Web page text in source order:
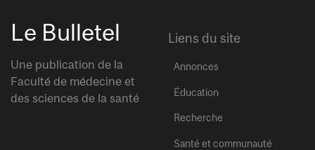
Le Bulletel
Une publication de la
Faculté de médecine et
des sciences de la santé
Liens du site
Annonces
Éducation
Recherche
Santé et communauté